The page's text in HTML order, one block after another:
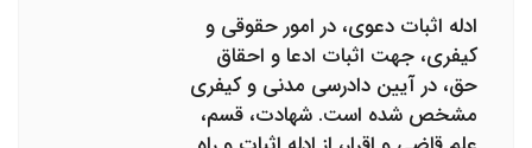
ادله اثبات دعوی، در امور حقوقی و
کیفری، جهت اثبات ادعا و احقاق
حق، در آیین دادرسی مدنی و کیفری
مشخص شده است. شهادت، قسم،